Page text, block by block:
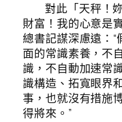
對此「天秤！
財富！我的心意是
總書記謀深慮遠：
面的常識素養，不
識，不自動加速常
識構造、拓寬眼界
事，也就沒有措施
得將來。”